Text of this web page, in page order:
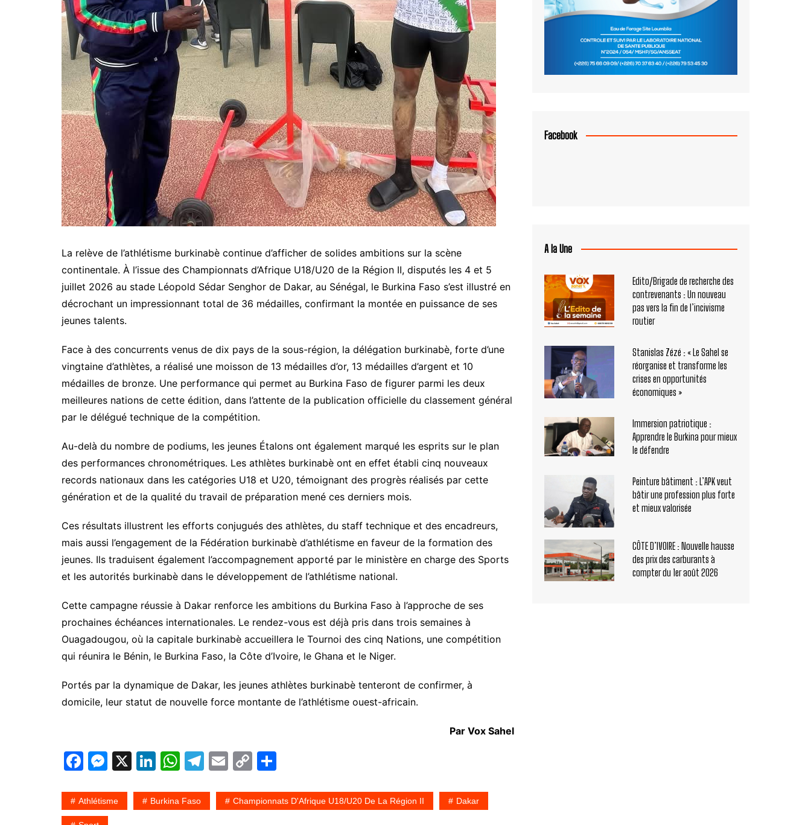
La relève de l’athlétisme burkinabè continue d’afficher de solides ambitions sur la scène
continentale. À l’issue des Championnats d’Afrique U18/U20 de la Région II, disputés les 4 et 5
juillet 2026 au stade Léopold Sédar Senghor de Dakar, au Sénégal, le Burkina Faso s’est illustré en
décrochant un impressionnant total de 36 médailles, confirmant la montée en puissance de ses
jeunes talents.
Face à des concurrents venus de dix pays de la sous-région, la délégation burkinabè, forte d’une
vingtaine d’athlètes, a réalisé une moisson de 13 médailles d’or, 13 médailles d’argent et 10
médailles de bronze. Une performance qui permet au Burkina Faso de figurer parmi les deux
meilleures nations de cette édition, dans l’attente de la publication officielle du classement général
par le délégué technique de la compétition.
Au-delà du nombre de podiums, les jeunes Étalons ont également marqué les esprits sur le plan
des performances chronométriques. Les athlètes burkinabè ont en effet établi cinq nouveaux
records nationaux dans les catégories U18 et U20, témoignant des progrès réalisés par cette
génération et de la qualité du travail de préparation mené ces derniers mois.
Ces résultats illustrent les efforts conjugués des athlètes, du staff technique et des encadreurs,
mais aussi l’engagement de la Fédération burkinabè d’athlétisme en faveur de la formation des
jeunes. Ils traduisent également l’accompagnement apporté par le ministère en charge des Sports
et les autorités burkinabè dans le développement de l’athlétisme national.
Cette campagne réussie à Dakar renforce les ambitions du Burkina Faso à l’approche de ses
prochaines échéances internationales. Le rendez-vous est déjà pris dans trois semaines à
Ouagadougou, où la capitale burkinabè accueillera le Tournoi des cinq Nations, une compétition
qui réunira le Bénin, le Burkina Faso, la Côte d’Ivoire, le Ghana et le Niger.
Portés par la dynamique de Dakar, les jeunes athlètes burkinabè tenteront de confirmer, à
domicile, leur statut de nouvelle force montante de l’athlétisme ouest-africain.
Par Vox Sahel
F
c
e
M
s
s
X
Li
k
W
at
T
e
E
ai
C
p ta
Athlétisme Burkina Faso Championnats D'Afrique U18/U20 De La Région II Dakar
Facebook
A la Une
Edito/Brigade de recherche des
contrevenants : Un nouveau
pas vers la fin de l’incivisme
routier
Stanislas Zézé : « Le Sahel se
réorganise et transforme les
crises en opportunités
économiques »
Immersion patriotique :
Apprendre le Burkina pour mieux
le défendre
Peinture bâtiment : L’APK veut
bâtir une profession plus forte
et mieux valorisée
CÔTE D’IVOIRE : Nouvelle hausse
des prix des carburants à
compter du 1er août 2026